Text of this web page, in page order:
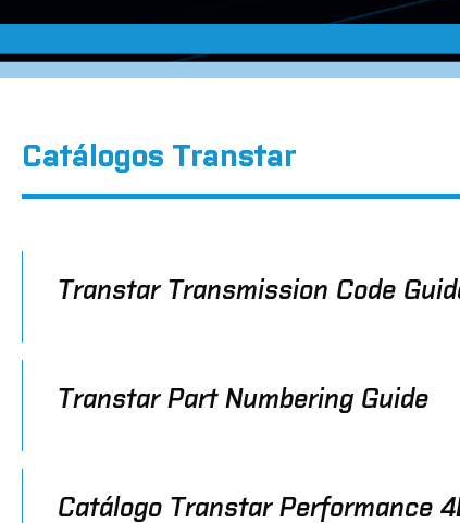
Catálogos Transtar
Transtar Transmission Code
Transtar Part Numbering Guide
Catálogo Transtar Performance